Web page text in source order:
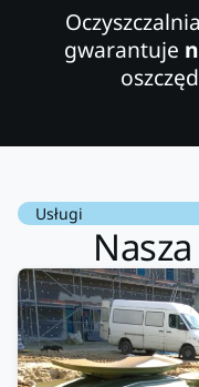
gwarantuje
Usługi